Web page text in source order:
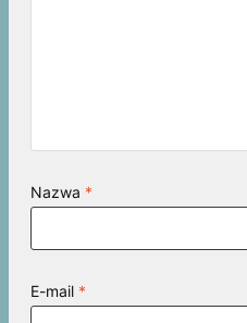
Nazwa *
E-mail *